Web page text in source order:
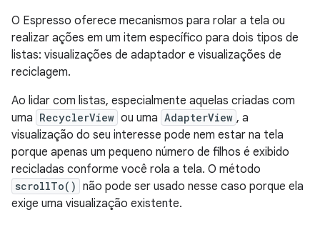
O Espresso oferece mecanismos para rolar a tela ou
realizar ações em um item específico para dois tipos de
listas: visualizações de adaptador e visualizações de
reciclagem.
Ao lidar com listas, especialmente aquelas criadas com
uma RecyclerView ou uma AdapterView , a
visualização do seu interesse pode nem estar na tela
porque apenas um pequeno número de filhos é exibido
recicladas conforme você rola a tela. O método
scrollTo() não pode ser usado nesse caso porque ela
exige uma visualização existente.